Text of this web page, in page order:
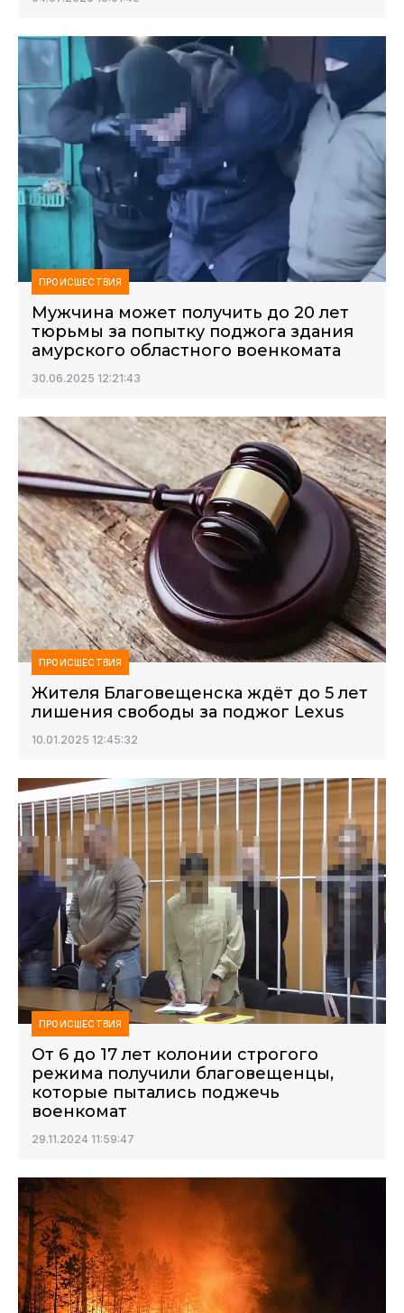
ПРОИСШЕСТВИЯ
Мужчина может получить до 20 лет
тюрьмы за попытку поджога здания
амурского областного военкомата
30.06.2025 12:21:43
ПРОИСШЕСТВИЯ
Жителя Благовещенска ждёт до 5 лет
лишения свободы за поджог Lexus
10.01.2025 12:45:32
ПРОИСШЕСТВИЯ
От 6 до 17 лет колонии строгого
режима получили благовещенцы,
которые пытались поджечь
военкомат
29.11.2024 11:59:47